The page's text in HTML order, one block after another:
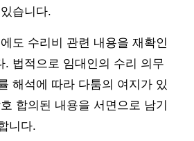
습니다.
도 수리비 관련 내용을 재확인
. 법적으로 임대인의 수리 의무
해석에 따라 다툼의 여지가 있
합의된 내용을 서면으로 남기
니다.